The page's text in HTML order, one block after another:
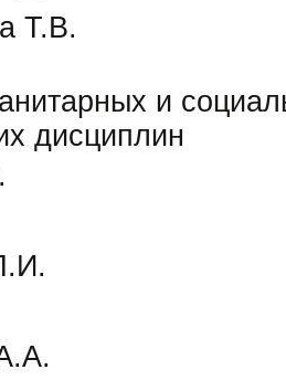
Т.В.
и
дисциплин